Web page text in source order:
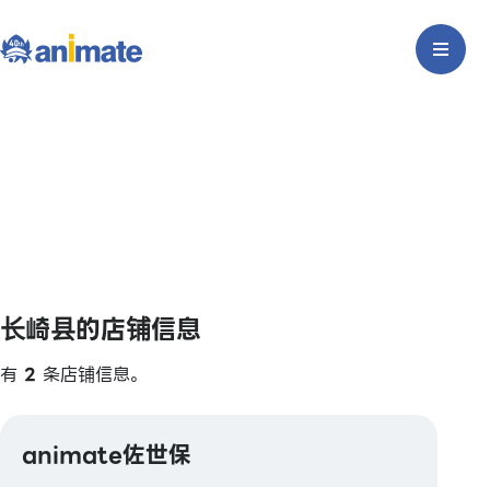
长崎县的店铺信息
有 2 条店铺信息。
animate佐世保